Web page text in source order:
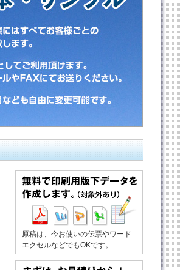
原稿は、今お使いの伝票やワード
エクセルなどでもOKです。